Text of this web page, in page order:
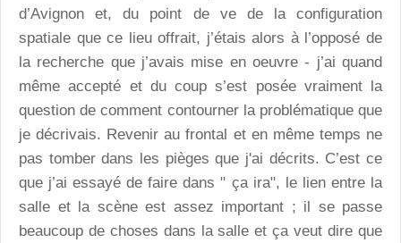
d’Avignon et, du point de ve de la configuration
spatiale que ce lieu offrait, j’étais alors à l’opposé de
la recherche que j’avais mise en oeuvre - j’ai quand
même accepté et du coup s’est posée vraiment la
question de comment contourner la problématique que
je décrivais. Revenir au frontal et en même temps ne
pas tomber dans les pièges que j'ai décrits. C’est ce
que j’ai essayé de faire dans " ça ira", le lien entre la
salle et la scène est assez important ; il se passe
beaucoup de choses dans la salle et ça veut dire que